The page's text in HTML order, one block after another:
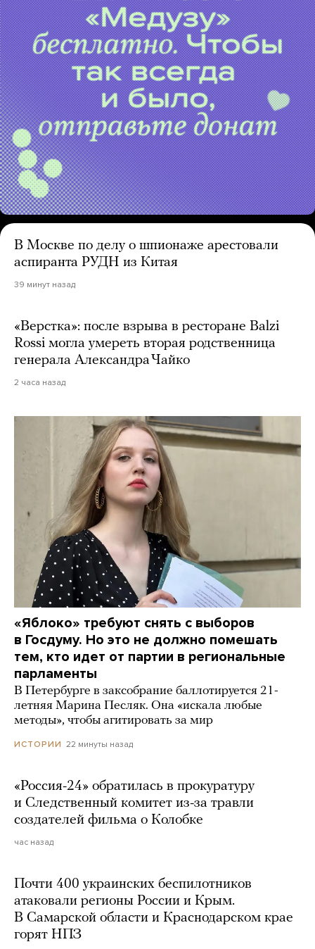
В Москве по делу о шпионаже арестовали
аспиранта РУДН из Китая
39 минут назад
«Верстка»: после взрыва в ресторане Balzi
Rossi могла умереть вторая родственница
генерала Александра Чайко
2 часа назад
«Яблоко» требуют снять с выборов
в Госдуму. Но это не должно помешать
тем, кто идет от партии в региональные
парламенты
В Петербурге в заксобрание баллотируется 21-
летняя Марина Песляк. Она «искала любые
методы», чтобы агитировать за мир
ИСТОРИИ 22 минуты назад
«Россия-24» обратилась в прокуратуру
и Следственный комитет из-за травли
создателей фильма о Колобке
час назад
Почти 400 украинских беспилотников
атаковали регионы России и Крым.
В Самарской области и Краснодарском крае
горят НПЗ